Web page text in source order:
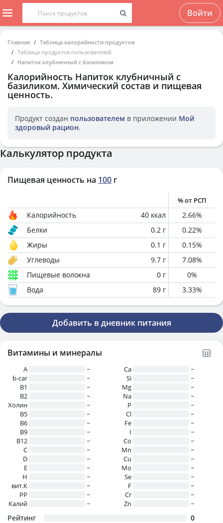
Войти
Главная
Таблица калорийности продуктов
Таблица продуктов пользователей
Напиток клубничный с базиликом
Калорийность Напиток клубничный с
базиликом. Химический состав и пищевая
ценность.
Продукт создан пользователем в приложении Мой
здоровый рацион.
Калькулятор продукта
Пищевая ценность на 100 г
% от РСП
Калорийность 40 ккал 2.66%
Белки
0.2 г 0.22%
Жиры
0.1 г 0.15%
Углеводы
9.7 г 7.08%
Пищевые волокна
0 г 0%
Вода
89 г 3.33%
Добавить в дневник питания
Витамины и минералы
A
~
b-car
~
В1
~
B2
~
Холин
~
B5
~
B6
~
B9
~
B12
~
C
~
D
~
E
~
H
~
вит.К
~
PP
~
Калий
~
Ca
~
Si
~
Mg
~
Na
~
P
~
Cl
~
Fe
~
I
~
Co
~
Mn
~
Cu
~
Mo
~
Se
~
F
~
Cr
~
Zn
~
Рейтинг 0